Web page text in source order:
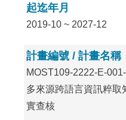
起迄年月
2019-10 ~ 2027-12
計畫編號 / 計畫名稱
MOST109-2222-E-
多來源跨語言資訊粹取
實查核